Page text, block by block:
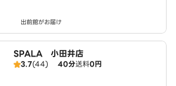
出前館がお届け
SPALA 小田井店
3.7(44) 40分送料0円